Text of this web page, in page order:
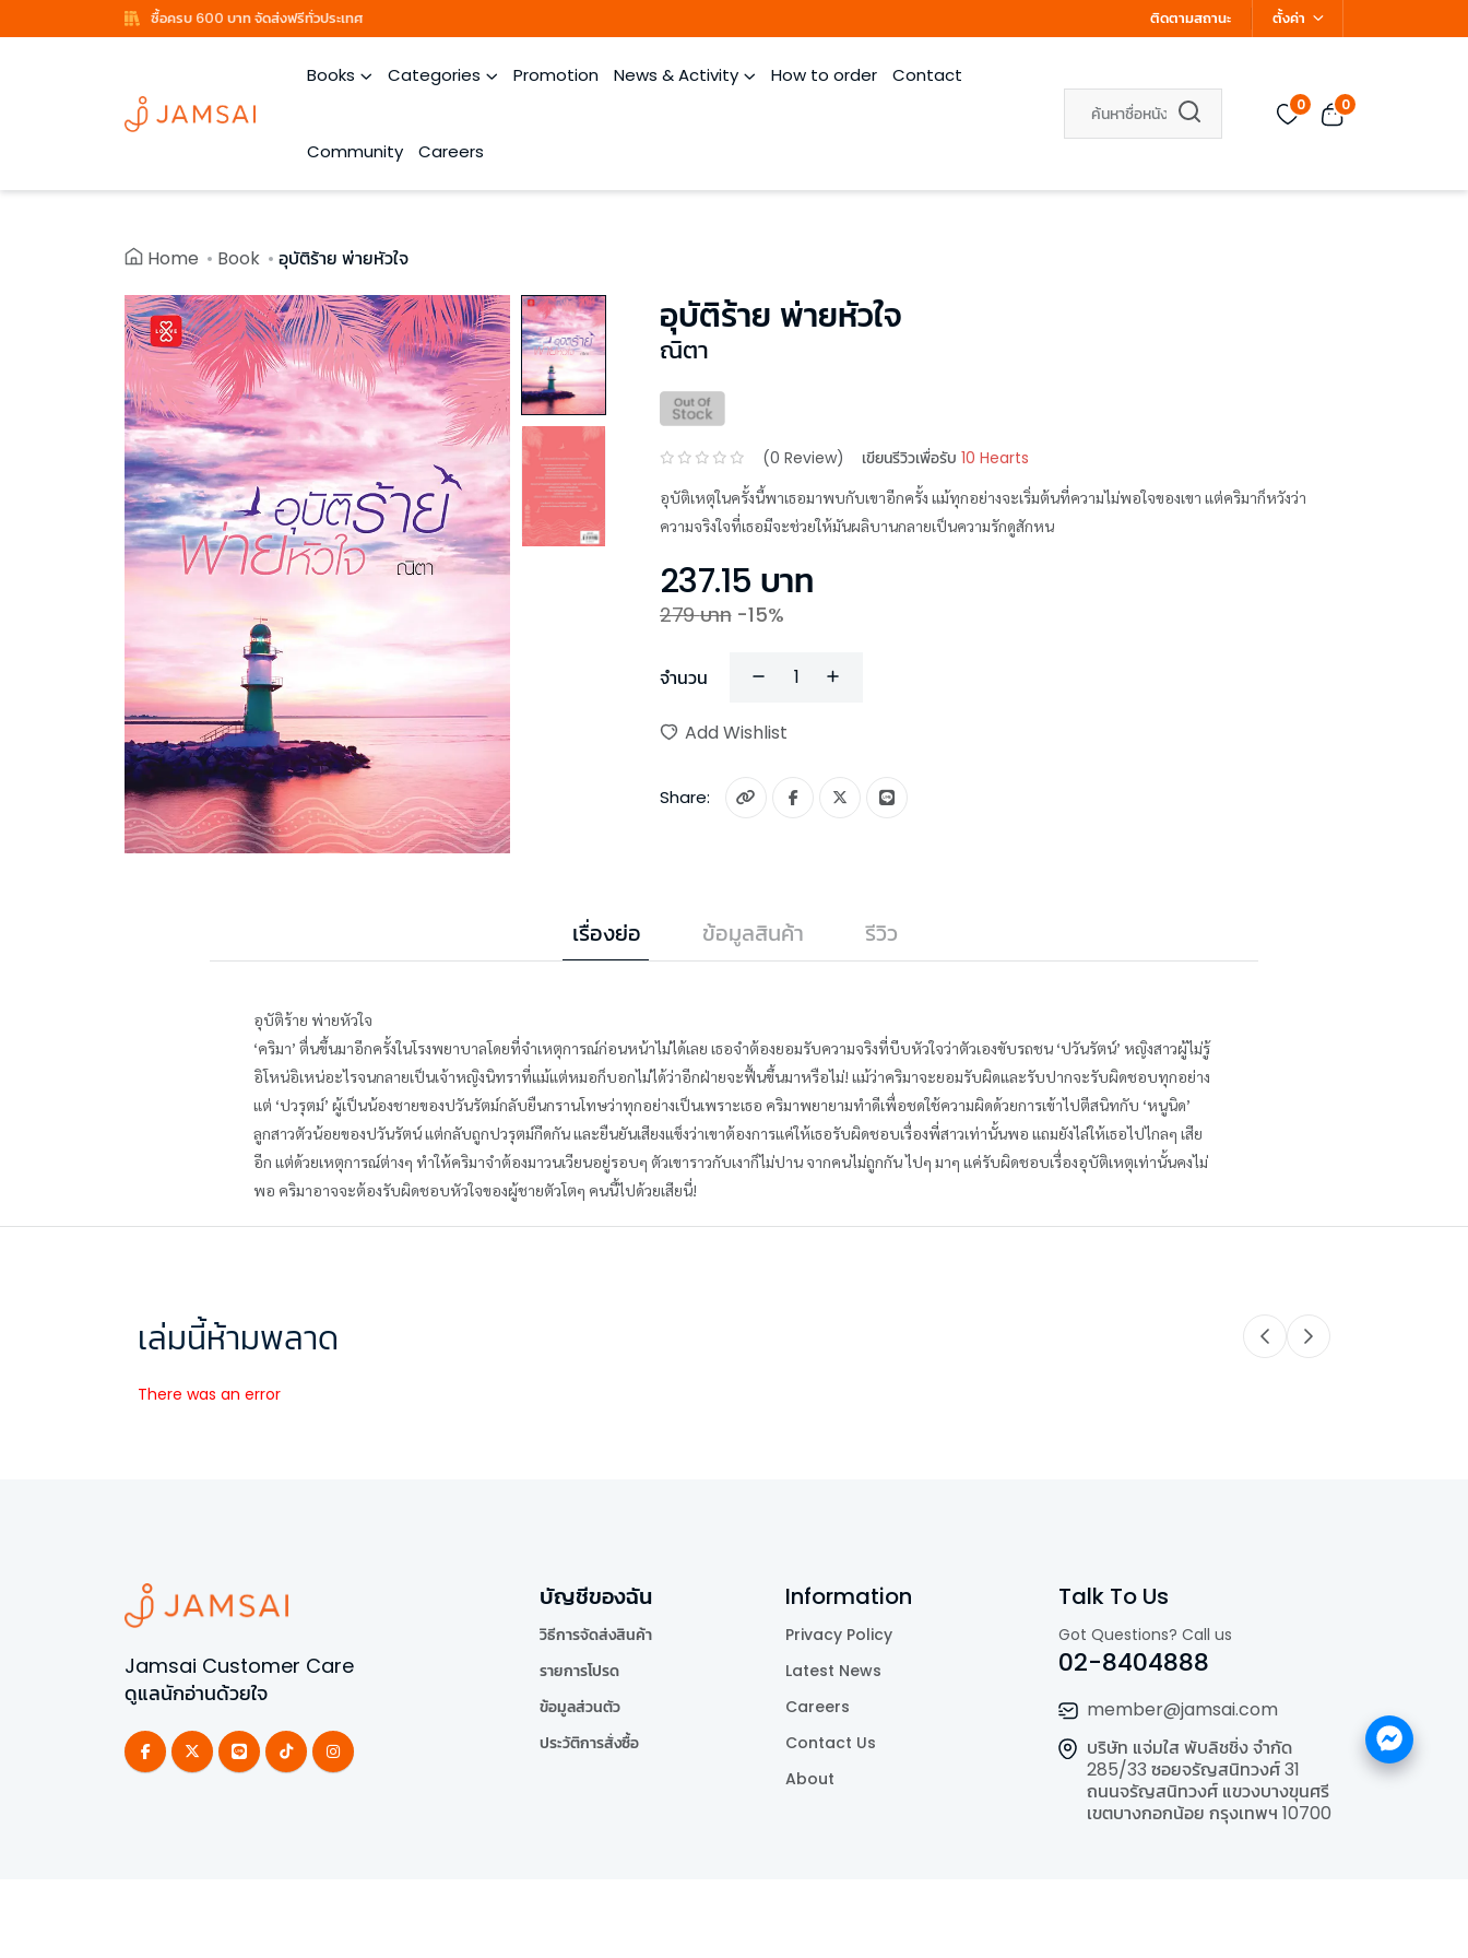
ซื้อครบ 600 บาท จัดส่งฟรีทั่วประเทศ ติดตามสถานะ ตั้งค่า
Books Categories Promotion News & Activity How to order Contact
Community Careers
0 0
Home Book อุบัติร้าย พ่ายหัวใจ
อุบัติร้าย พ่ายหัวใจ
ณิตา
(0 Review) เขียนรีวิวเพื่อรับ 10 Hearts
อุบัติเหตุในครั้งนี้พาเธอมาพบกับเขาอีกครั้ง แม้ทุกอย่างจะเริ่มต้นที่ความไม่พอใจของเขา แต่คริมาก็หวังว่า
ความจริงใจที่เธอมีจะช่วยให้มันผลิบานกลายเป็นความรักดูสักหน
237.15 บาท
279บาท -15%
จำนวน
Add Wishlist
Share:
เรื่องย่อ ข้อมูลสินค้า รีวิว
อุบัติร้าย พ่ายหัวใจ
‘คริมา’ ตื่นขึ้นมาอีกครั้งในโรงพยาบาลโดยที่จำเหตุการณ์ก่อนหน้าไม่ได้เลย เธอจำต้องยอมรับความจริงที่บีบหัวใจว่าตัวเองขับรถชน ‘ปวันรัตน์’ หญิงสาวผู้ไม่รู้
อิโหน่อิเหน่อะไรจนกลายเป็นเจ้าหญิงนิทราที่แม้แต่หมอก็บอกไม่ได้ว่าอีกฝ่ายจะฟื้นขึ้นมาหรือไม่! แม้ว่าคริมาจะยอมรับผิดและรับปากจะรับผิดชอบทุกอย่าง
แต่ ‘ปวรุตม์’ ผู้เป็นน้องชายของปวันรัตม์กลับยืนกรานโทษว่าทุกอย่างเป็นเพราะเธอ คริมาพยายามทำดีเพื่อชดใช้ความผิดด้วยการเข้าไปตีสนิทกับ ‘หนูนิด’
ลูกสาวตัวน้อยของปวันรัตน์ แต่กลับถูกปวรุตม์กีดกัน และยืนยันเสียงแข็งว่าเขาต้องการแค่ให้เธอรับผิดชอบเรื่องพี่สาวเท่านั้นพอ แถมยังไล่ให้เธอไปไกลๆ เสีย
อีก แต่ด้วยเหตุการณ์ต่างๆ ทำให้คริมาจำต้องมาวนเวียนอยู่รอบๆ ตัวเขาราวกับเงาก็ไม่ปาน จากคนไม่ถูกกัน ไปๆ มาๆ แค่รับผิดชอบเรื่องอุบัติเหตุเท่านั้นคงไม่
พอ คริมาอาจจะต้องรับผิดชอบหัวใจของผู้ชายตัวโตๆ คนนี้ไปด้วยเสียนี่!
เล่มนี้ห้ามพลาด
There was an error
Jamsai Customer Care
ดูแลนักอ่านด้วยใจ
บัญชีของฉัน
วิธีการจัดส่งสินค้า
รายการโปรด
ข้อมูลส่วนตัว
ประวัติการสั่งซื้อ
Information
Privacy Policy
Latest News
Careers
Contact Us
About
Talk To Us
Got Questions? Call us
02-8404888
member@jamsai.com
บริษัท แจ่มใส พับลิชชิ่ง จำกัด
285/33 ซอยจรัญสนิทวงศ์ 31
ถนนจรัญสนิทวงศ์ แขวงบางขุนศรี
เขตบางกอกน้อย กรุงเทพฯ 10700